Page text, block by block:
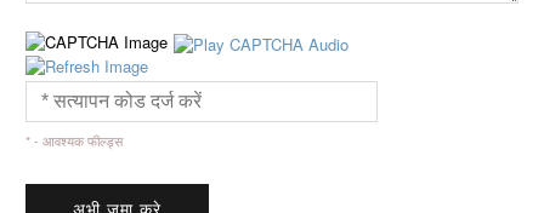
* - आवश्यक फील्ड्स